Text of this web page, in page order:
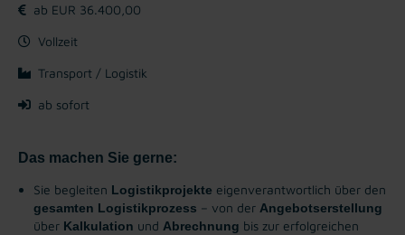
ab EUR 36.400,00
Vollzeit
Transport / Logistik
ab sofort
Das machen Sie gerne:
Sie begleiten Logistikprojekte eigenverantwortlich über den
gesamten Logistikprozess – von der Angebotserstellung
über Kalkulation und Abrechnung bis zur erfolgreichen